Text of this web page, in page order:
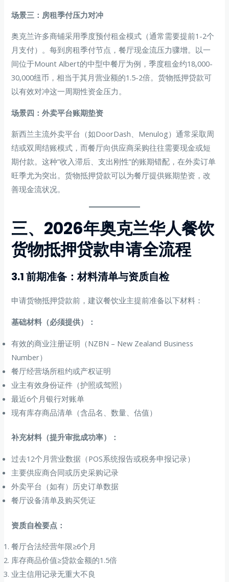
场景三：房租季付压力对冲
奥克兰许多商铺采用季度预付租金模式（通常需要提前1-2个
月支付）。每到房租季付节点，餐厅现金流压力骤增。以一
间位于Mount Albert的中型中餐厅为例，季度租金约18,000-
30,000纽币，相当于其月营业额的1.5-2倍。货物抵押贷款可
以有效对冲这一周期性资金压力。
场景四：外卖平台账期垫资
新西兰主流外卖平台（如DoorDash、Menulog）通常采取周
结或双周结账模式，而餐厅向供应商采购往往需要现金或短
期付款。这种”收入滞后、支出刚性”的账期错配，在外卖订单
旺季尤为突出。货物抵押贷款可以为餐厅提供账期垫资，改
善现金流状况。
三、2026年奥克兰华人餐饮
货物抵押贷款申请全流程
3.1 前期准备：材料清单与资质自检
申请货物抵押贷款前，建议餐饮业主提前准备以下材料：
基础材料（必须提供）：
有效的商业注册证明（NZBN – New Zealand Business
Number）
餐厅经营场所租约或产权证明
业主有效身份证件（护照或驾照）
最近6个月银行对账单
现有库存商品清单（含品名、数量、估值）
补充材料（提升审批成功率）：
过去12个月营业数据（POS系统报告或税务申报记录）
主要供应商合同或历史采购记录
外卖平台（如有）历史订单数据
餐厅设备清单及购买凭证
资质自检要点：
餐厅合法经营年限≥6个月
库存商品价值≥贷款金额的1.5倍
业主信用记录无重大不良